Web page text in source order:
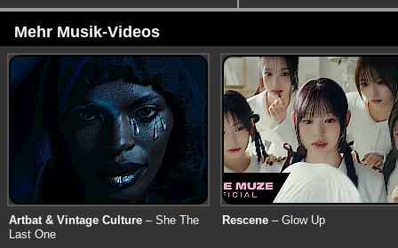
Mehr Musik-Videos
Artbat & Vintage Culture – She The
Last One
Rescene – Glow Up